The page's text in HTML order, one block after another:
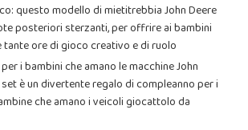
questo modello di mietitrebbia John Deere
posteriori sterzanti, per offrire ai bambini
ore di gioco creativo e di ruolo
i bambini che amano le macchine John
è un divertente regalo di compleanno per i
che amano i veicoli giocattolo da